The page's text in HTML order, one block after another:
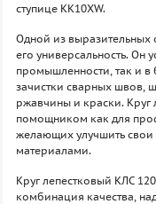
ступице KK10XW.
Одной из выразительных
его универсальность. Он
промышленности, так и в
зачистки сварных швов,
ржавчины и краски. Круг
помощником как для
желающих улучшить
материалами.
Круг лепестковый КЛС
комбинация качества,